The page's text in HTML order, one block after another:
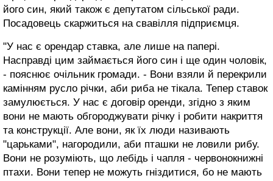
його син, який також є депутатом сільської ради.
Посадовець скаржиться на свавілля підприємця.
"У нас є орендар ставка, але лише на папері.
Насправді цим займається його син і ще один чоловік,
- пояснює очільник громади. - Вони взяли й перекрили
камінням русло річки, аби риба не тікала. Тепер ставок
замулюється. У нас є договір оренди, згідно з яким
вони не мають обгороджувати річку і робити накриття
та конструкції. Але вони, як їх люди називають
"царьками", нагородили, аби пташки не ловили рибу.
Вони не розуміють, що лебідь і чапля - червонокнижні
птахи. Вони тепер не можуть гніздитися, бо не мають